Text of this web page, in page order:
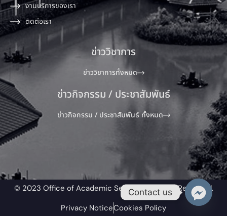
งานบริการของเรา
ติดต่อเรา
ข่าววิชาการ
ข่าววิชาการทั้งหมด
ข่าวกิจกรรม / ประชาสัมพันธ์
ข่าวกิจกรรม / ประชาสัมพันธ์ ทั้งหมด
© 2023 Office of Academic Service All Rights Reserved.​
Privacy NoticeCookies Policy
Contact us